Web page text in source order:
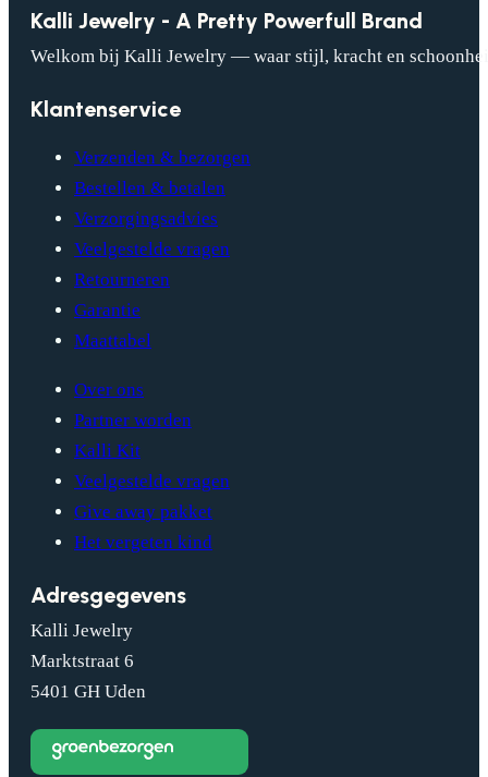
Kalli Jewelry - A Pretty Powerfull Brand
Welkom bij Kalli Jewelry — waar stijl, kracht en
Klantenservice
Verzenden & bezorgen
Bestellen & betalen
Verzorgingsadvies
Veelgestelde vragen
Retourneren
Garantie
Maattabel
Over ons
Partner worden
Kalli Kit
Veelgestelde vragen
Give away pakket
Het vergeten kind
Adresgegevens
Kalli Jewelry
Marktstraat 6
5401 GH Uden